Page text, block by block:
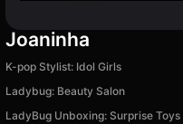
Joaninha
K-pop Stylist: Idol Girls
Ladybug: Beauty Salon
LadyBug Unboxing: Surprise Toys